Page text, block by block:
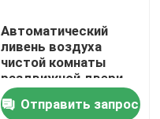
Автоматический
ливень воздуха
чистой комнаты
раздвижной двери
для удаления пыли
человека/груза
Отправить запрос